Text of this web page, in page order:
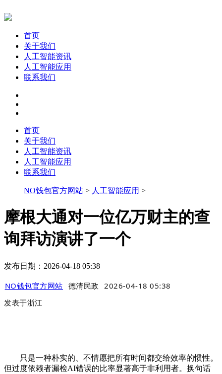
首页
关于我们
人工智能资讯
人工智能应用
联系我们
首页
关于我们
人工智能资讯
人工智能应用
联系我们
NO钱包官方网站 > 人工智能应用 >
摩根大通对一位亿万财主的查
询拜访演讲了一个
发布日期：2026-04-18 05:38
NO钱包官方网站 德清民政
2026-04-18 05:38
发表于浙江
只是一种朴实的、不情愿把所有时间都交给效率的惯性。
但过度依赖者漏检AI错误的比率显著高于非利用者。换句话